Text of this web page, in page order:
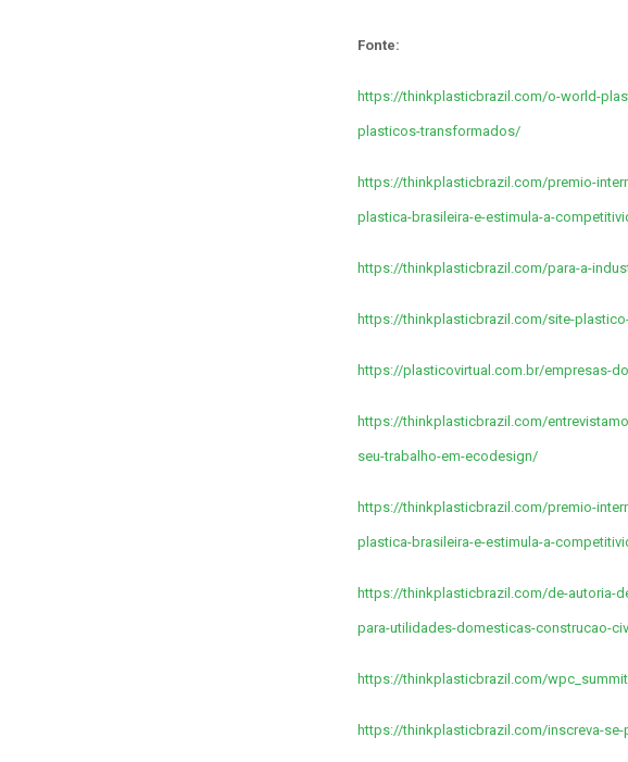
Fonte:
https://thinkplasticbrazil.com/o-world-
plasticos-transformados/
https://thinkplasticbrazil.com/premio-
plastica-brasileira-e-estimula-a-
https://thinkplasticbrazil.com/para-a-
https://thinkplasticbrazil.com/site-
https://plasticovirtual.com.br/empresas-
https://thinkplasticbrazil.com/
seu-trabalho-em-ecodesign/
https://thinkplasticbrazil.com/premio-
plastica-brasileira-e-estimula-a-
https://thinkplasticbrazil.com/de-autoria-
para-utilidades-domesticas-construcao-
https://thinkplasticbrazil.com/
https://thinkplasticbrazil.com/inscreva-